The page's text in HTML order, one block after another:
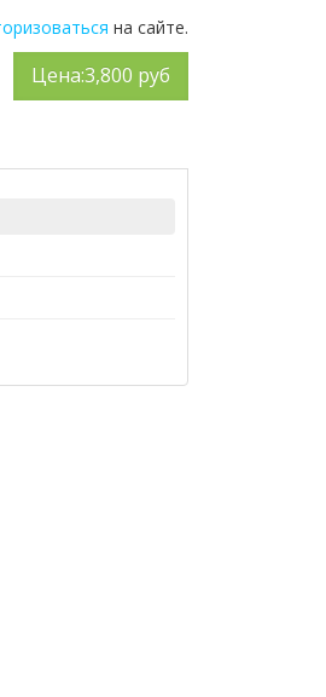
на сайте.
Цена:3,800 руб